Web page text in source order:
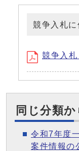
競争入札に
競争入
同じ分類
令和7年度
案件情報の